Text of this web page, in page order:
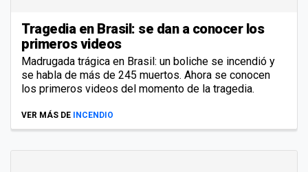
Tragedia en Brasil: se dan a conocer los
primeros videos
Madrugada trágica en Brasil: un boliche se incendió y
se habla de más de 245 muertos. Ahora se conocen
los primeros videos del momento de la tragedia.
VER MÁS DE INCENDIO